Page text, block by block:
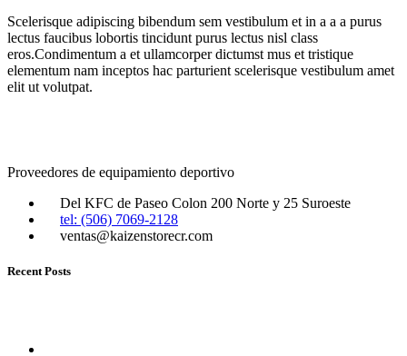
Scelerisque adipiscing bibendum sem vestibulum et in a a a purus
lectus faucibus lobortis tincidunt purus lectus nisl class
eros.Condimentum a et ullamcorper dictumst mus et tristique
elementum nam inceptos hac parturient scelerisque vestibulum amet
elit ut volutpat.
Proveedores de equipamiento deportivo
Del KFC de Paseo Colon 200 Norte y 25 Suroeste
tel: (506) 7069-2128
ventas@kaizenstorecr.com
Recent Posts